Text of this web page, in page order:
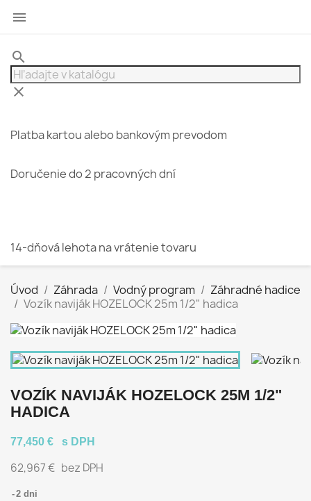

search
clear
Platba kartou alebo bankovým prevodom
Doručenie do 2 pracovných dní
14-dňová lehota na vrátenie tovaru
Úvod Záhrada Vodný program
Záhradné hadice
Vozík naviják HOZELOCK 25m 1/2" hadica
VOZÍK NAVIJÁK HOZELOCK 25M 1/2"
HADICA
77,450 € s DPH
62,967 € bez DPH
2 dni